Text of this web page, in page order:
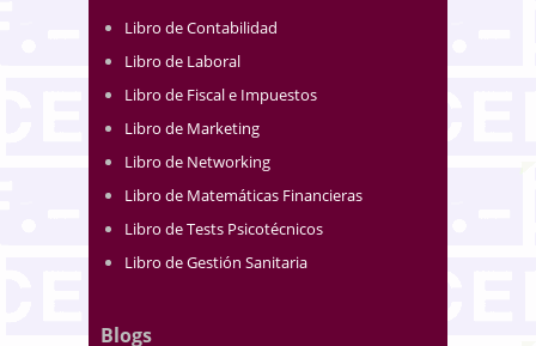
Libro de Contabilidad
Libro de Laboral
Libro de Fiscal e Impuestos
Libro de Marketing
Libro de Networking
Libro de Matemáticas Financieras
Libro de Tests Psicotécnicos
Libro de Gestión Sanitaria
Blogs